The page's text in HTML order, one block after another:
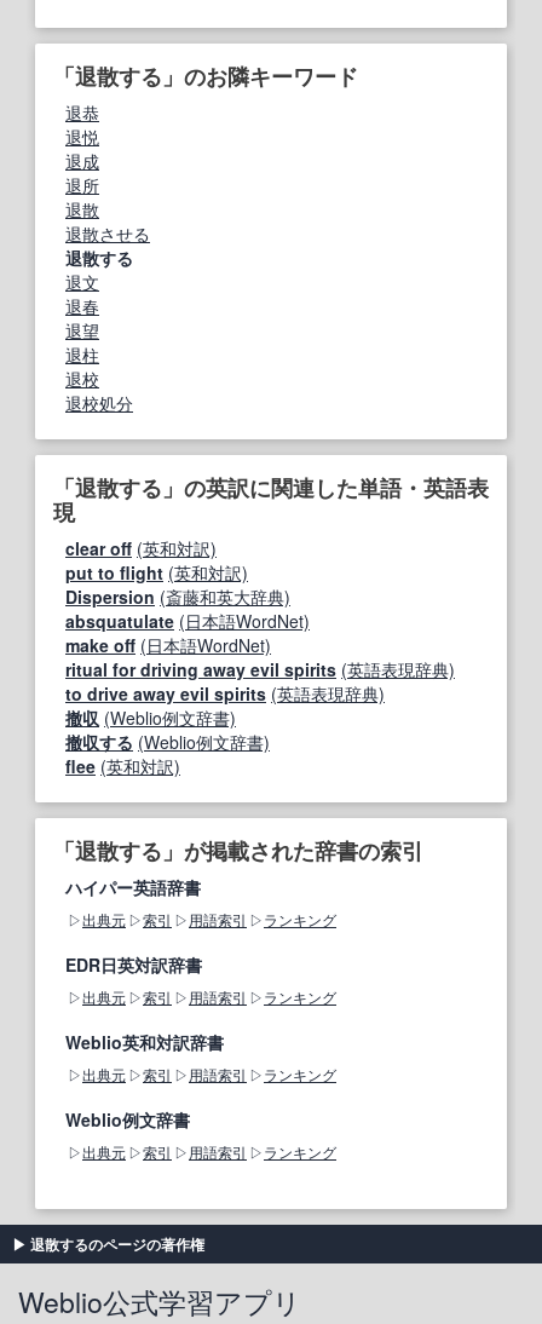
「退散する」のお隣キーワード
退恭
退悦
退成
退所
退散
退散させる
退散する
退文
退春
退望
退柱
退校
退校処分
「退散する」の英訳に関連した単語・英語表
現
clear off (英和対訳)
put to flight (英和対訳)
Dispersion (斎藤和英大辞典)
absquatulate (日本語WordNet)
make off (日本語WordNet)
ritual for driving away evil spirits (英語表現辞典)
to drive away evil spirits (英語表現辞典)
撤収 (Weblio例文辞書)
撤収する (Weblio例文辞書)
flee (英和対訳)
「退散する」が掲載された辞書の索引
ハイパー英語辞書
出典元 索引 用語索引 ランキング
EDR日英対訳辞書
出典元 索引 用語索引 ランキング
Weblio英和対訳辞書
出典元 索引 用語索引 ランキング
Weblio例文辞書
出典元 索引 用語索引 ランキング
退散するのページの著作権
Weblio公式学習アプリ